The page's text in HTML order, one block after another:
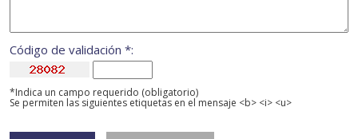
Código de validación *:
*Indica un campo requerido (obligatorio)
Se permiten las siguientes etiquetas en el mensaje <b> <i> <u>